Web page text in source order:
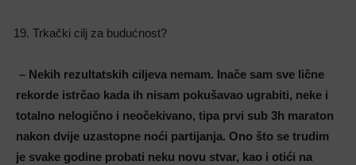
Trkački cilj za budućnost?
– Nekih rezultatskih ciljeva nemam. Inače sam sve lične
rekorde istrčao kada ih nisam pokušavao ugrabiti, neke i
totalno nelogično i neočekivano, tipa prvi sub 3h maraton
nakon dvije uzastopne noći partijanja. Ono što se trudim
je svake godine probati neku novu stvar, kao i otići na